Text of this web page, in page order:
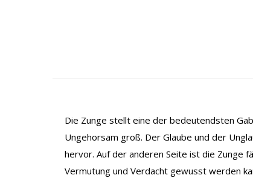
Die Zunge stellt eine der bedeutendsten
Ungehorsam groß. Der Glaube und der
hervor. Auf der anderen Seite ist die Zunge
Vermutung und Verdacht gewusst werden